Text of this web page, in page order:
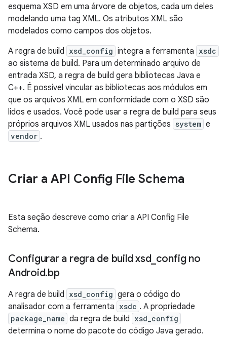
esquema XSD em uma árvore de objetos, cada um deles
modelando uma tag XML. Os atributos XML são
modelados como campos dos objetos.
A regra de build xsd_config integra a ferramenta xsdc
ao sistema de build. Para um determinado arquivo de
entrada XSD, a regra de build gera bibliotecas Java e
C++. É possível vincular as bibliotecas aos módulos em
que os arquivos XML em conformidade com o XSD são
lidos e usados. Você pode usar a regra de build para seus
próprios arquivos XML usados nas partições system e
vendor .
Criar a API Config File Schema
Esta seção descreve como criar a API Config File
Schema.
Configurar a regra de build xsd_ config no
Android.bp
A regra de build xsd_config gera o código do
analisador com a ferramenta xsdc . A propriedade
package_name da regra de build xsd_config
determina o nome do pacote do código Java gerado.